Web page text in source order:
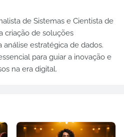
de Sistemas e Cientista de
criação de soluções
análise estratégica de dados.
para guiar a inovação e
na era digital.